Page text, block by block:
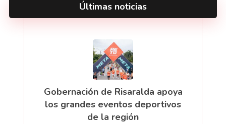
Últimas noticias
Gobernación de Risaralda apoya
los grandes eventos deportivos
de la región